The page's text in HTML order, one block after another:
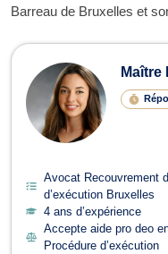
Barreau de Bruxelles et
Avocats en
Maître
Avocat Recouvrement
d’exécution Bruxelles
4 ans d’expérience
Accepte aide pro deo
Procédure d’exécution